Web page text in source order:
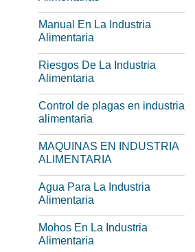
Manual En La Industria
Alimentaria
Riesgos De La Industria
Alimentaria
Control de plagas en industria
alimentaria
MAQUINAS EN INDUSTRIA
ALIMENTARIA
Agua Para La Industria
Alimentaria
Mohos En La Industria
Alimentaria